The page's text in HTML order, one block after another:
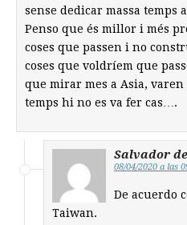
sense dedicar massa temps
Penso que és millor i més
coses que passen i no
coses que voldríem que
que mirar mes a Asia,
temps hi no es va fer cas….
Salvador
08/04/2020 a las
De acuerdo
Taiwan.